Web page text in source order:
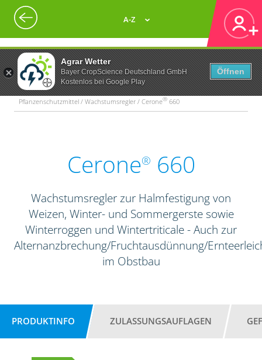
Agrar Wetter
Bayer CropScience Deutschland GmbH
Kostenlos bei Google Play
Öffnen
A-Z
Pflanzenschutzmittel / Wachstumsregler / Cerone® 660
Cerone® 660
Wachstumsregler zur Halmfestigung von
Weizen, Winter- und Sommergerste sowie
Winterroggen und Wintertriticale - Auch zur
Alternanzbrechung/Fruchtausdünnung/
im Obstbau
PRODUKTINFO ZULASSUNGSAUFLAGEN